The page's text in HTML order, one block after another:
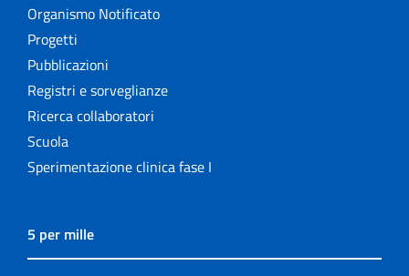
Organismo Notificato
Progetti
Pubblicazioni
Registri e sorveglianze
Ricerca collaboratori
Scuola
Sperimentazione clinica fase I
5 per mille